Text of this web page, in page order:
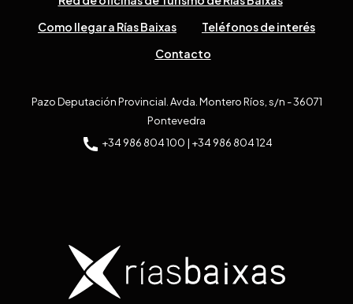
Como llegar a Rías Baixas
Teléfonos de interés
Contacto
Pazo Deputación Provincial. Avda. Montero Ríos, s/n - 36071
Pontevedra
+34 986 804 100 | +34 986 804 124